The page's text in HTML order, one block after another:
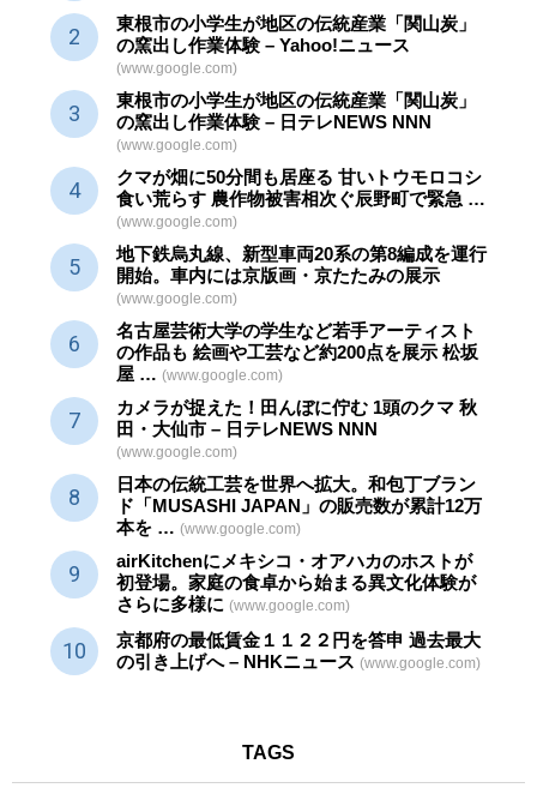
東根市の小学生が地区の伝統産業 「関山炭」
の窯出し作業体験 – Yahoo!ニュース
(www.google.com)
東根市の小学生が地区の伝統産業 「関山炭」
の窯出し作業体験 – 日テレNEWS NNN
(www.google.com)
クマが畑に50分間も居座る 甘いトウモロコシ
食い荒らす 農作物被害相次ぐ辰野町で緊急 …
(www.google.com)
地下鉄烏丸線、新型車両20系の第8編成を運行
開始。車内には京版画・京たたみの展示
(www.google.com)
名古屋芸術大学の学生など若手アーティスト
の作品も 絵画や工芸など約200点を展示 松坂
屋 … (www.google.com)
カメラが捉えた！田んぼに佇む 1頭のクマ 秋
田・大仙市 – 日テレNEWS NNN
(www.google.com)
日本の伝統工芸を世界へ拡大。和包丁ブラン
ド「MUSASHI JAPAN」の販売数が累計12万
本を … (www.google.com)
airKitchenにメキシコ・オアハカのホストが
初登場。家庭の食卓から始まる異文化体験が
さらに多様に (www.google.com)
京都府の最低賃金１１２２円を答申 過去最大
の引き上げへ – NHKニュース (www.google.com)
TAGS